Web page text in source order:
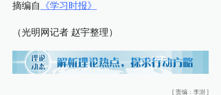
摘编自 《学习时报》
（光明网记者 赵宇整理）
[ 责编：李澍 ]